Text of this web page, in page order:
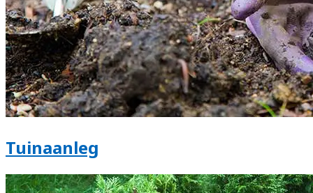
Tuinaanleg